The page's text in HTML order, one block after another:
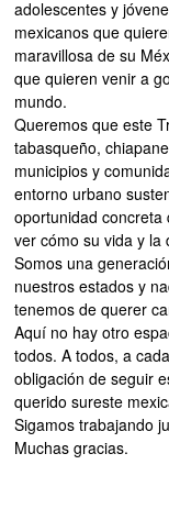
adolescentes y
mexicanos que
maravillosa de su
que quieren venir a
mundo.
Queremos que este
tabasqueño,
municipios y
entorno urbano
oportunidad
ver cómo su vida y la
Somos una
nuestros estados y
tenemos de querer
Aquí no hay otro
todos. A todos, a
obligación de seguir
querido sureste
Sigamos trabajando
Muchas gracias.